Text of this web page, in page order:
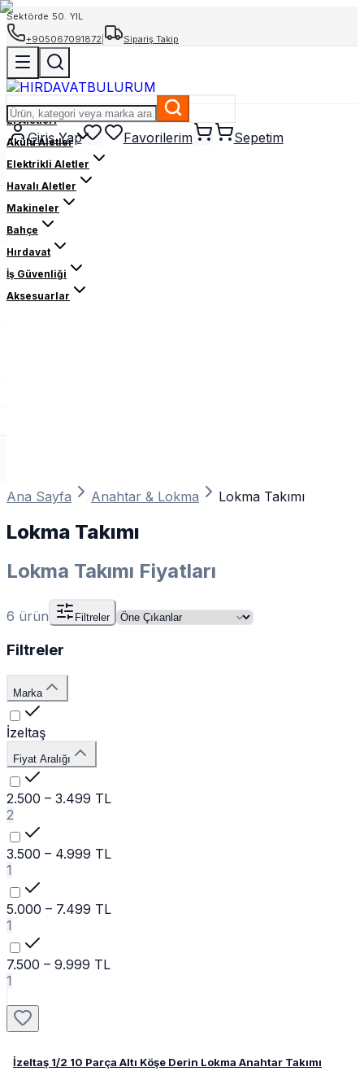
Sektörde 50. YIL
+905067091872
Sipariş Takip
Giriş Yap Favorilerim Sepetim
El Aletleri
Akülü Aletler
Elektrikli Aletler
Havalı Aletler
Makineler
Bahçe
Hırdavat
İş Güvenliği
Aksesuarlar
Ana Sayfa Anahtar & Lokma Lokma Takımı
Lokma Takımı
Lokma Takımı Fiyatları
6 ürün Filtreler
Filtreler
Marka
İzeltaş
Fiyat Aralığı
2.500 – 3.499 TL
2
3.500 – 4.999 TL
1
5.000 – 7.499 TL
1
7.500 – 9.999 TL
1
İzeltaş 1/2 10 Parça Altı Köşe Derin Lokma Anahtar Takımı